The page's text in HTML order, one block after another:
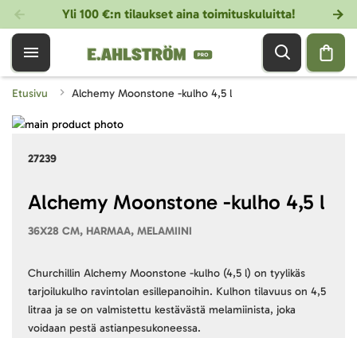
Yli 100 €:n tilaukset aina toimituskuluitta!
Etusivu Alchemy Moonstone -kulho 4,5 l
27239
Alchemy Moonstone -kulho 4,5 l
36X28 CM, HARMAA, MELAMIINI
Churchillin Alchemy Moonstone -kulho (4,5 l) on tyylikäs
tarjoilukulho ravintolan esillepanoihin. Kulhon tilavuus on 4,5
litraa ja se on valmistettu kestävästä melamiinista, joka
voidaan pestä astianpesukoneessa.
Skip
images
beginning
gallery